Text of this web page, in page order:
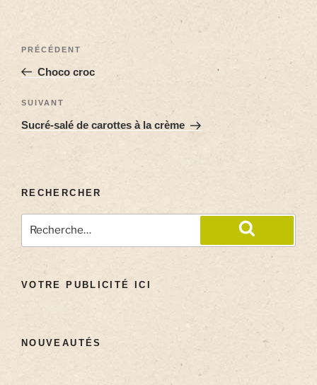
PRÉCÉDENT
Choco croc
SUIVANT
Sucré-salé de carottes à la crème
RECHERCHER
VOTRE PUBLICITÉ ICI
NOUVEAUTÉS